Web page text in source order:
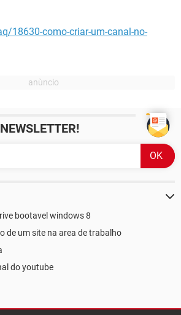
18630-como-criar-um-canal-no-
bootavel windows 8
de um site na area de trabalho
do youtube